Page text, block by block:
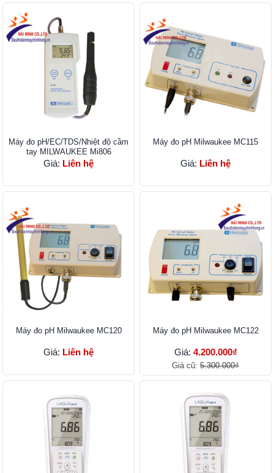
Máy đo pH/EC/TDS/Nhiệt độ cầm
tay MILWAUKEE Mi806
Giá: Liên hệ
Máy đo pH Milwaukee MC115
Giá: Liên hệ
Máy đo pH Milwaukee MC120
Giá: Liên hệ
Máy đo pH Milwaukee MC122
Giá: 4.200.000₫
Giá cũ: 5.300.000₫